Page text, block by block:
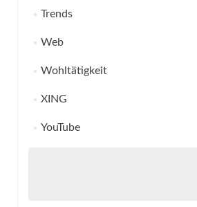
Trends
Web
Wohltätigkeit
XING
YouTube